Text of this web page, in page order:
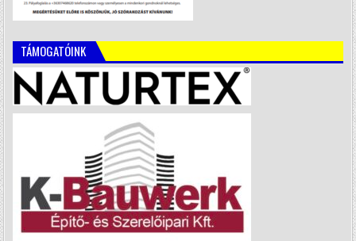
TÁMOGATÓINK